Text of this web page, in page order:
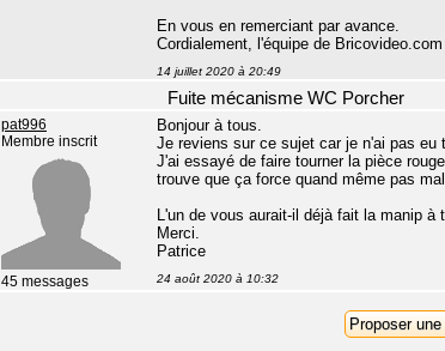
En vous en remerciant par avance.
Cordialement, l'équipe de Bricovideo.com
14 juillet 2020 à 20:49
Fuite mécanisme WC Porcher
pat996
Membre inscrit
45 messages
Bonjour à tous.
Je reviens sur ce sujet car je n'ai pas eu
J'ai essayé de faire tourner la pièce
trouve que ça force quand même pas
L'un de vous aurait-il déjà fait la manip à
Merci.
Patrice
24 août 2020 à 10:32